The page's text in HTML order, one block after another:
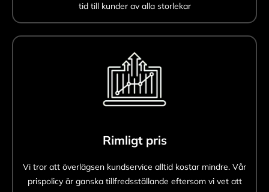
tid till kunder av alla storlekar
Rimligt pris
Vi tror att överlägsen kundservice alltid kostar mindre. Vår
prispolicy är ganska tillfredsställande eftersom vi vet att